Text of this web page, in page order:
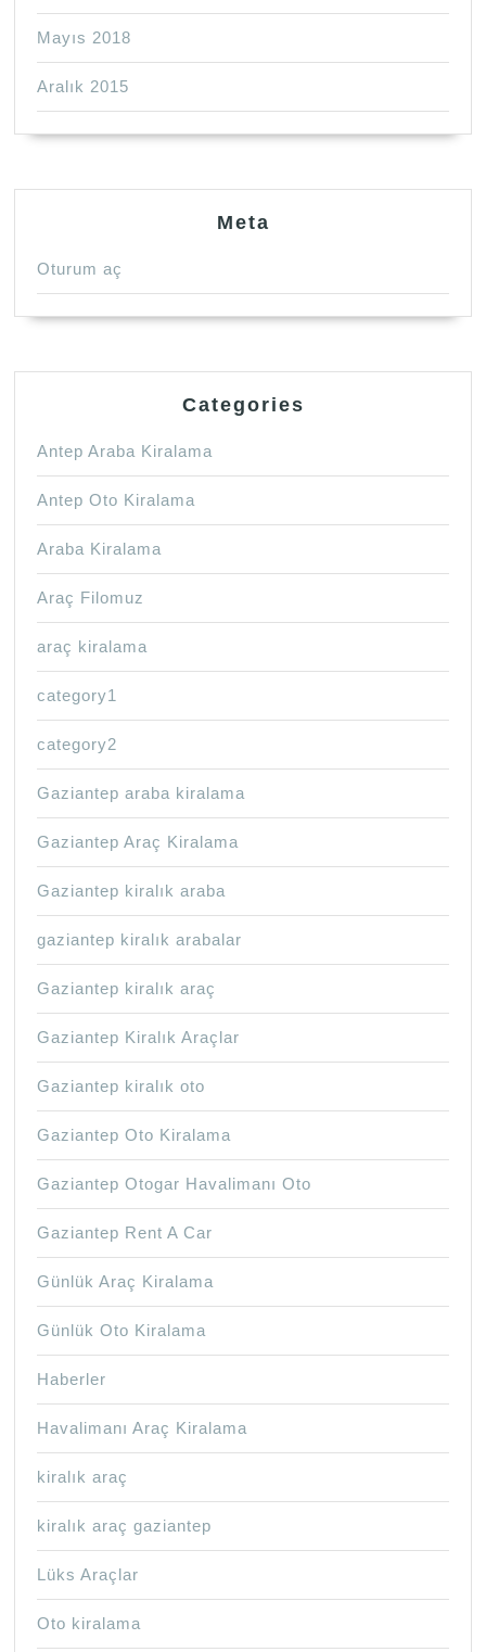
Mayıs 2018
Aralık 2015
Meta
Oturum aç
Categories
Antep Araba Kiralama
Antep Oto Kiralama
Araba Kiralama
Araç Filomuz
araç kiralama
category1
category2
Gaziantep araba kiralama
Gaziantep Araç Kiralama
Gaziantep kiralık araba
gaziantep kiralık arabalar
Gaziantep kiralık araç
Gaziantep Kiralık Araçlar
Gaziantep kiralık oto
Gaziantep Oto Kiralama
Gaziantep Otogar Havalimanı Oto
Gaziantep Rent A Car
Günlük Araç Kiralama
Günlük Oto Kiralama
Haberler
Havalimanı Araç Kiralama
kiralık araç
kiralık araç gaziantep
Lüks Araçlar
Oto kiralama